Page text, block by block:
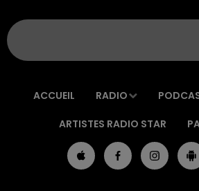
ACCUEIL RADIO
ARTISTES RADIO STAR